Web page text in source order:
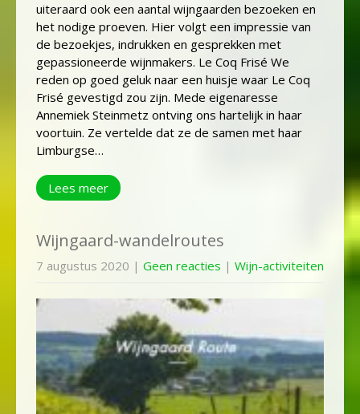
uiteraard ook een aantal wijngaarden bezoeken en
het nodige proeven. Hier volgt een impressie van
de bezoekjes, indrukken en gesprekken met
gepassioneerde wijnmakers. Le Coq Frisé We
reden op goed geluk naar een huisje waar Le Coq
Frisé gevestigd zou zijn. Mede eigenaresse
Annemiek Steinmetz ontving ons hartelijk in haar
voortuin. Ze vertelde dat ze de samen met haar
Limburgse…
Lees meer
Wijngaard-wandelroutes
7 augustus 2020 | Geen reacties | Wijn-activiteiten